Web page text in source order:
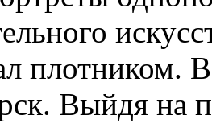
плотником.
Выйдя на